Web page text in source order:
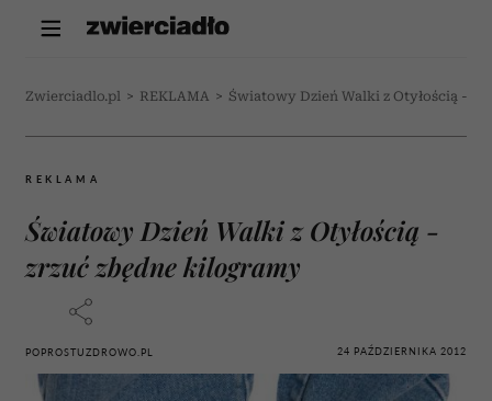
Zwierciadlo.pl > REKLAMA > Światowy Dzień Walki z Otyłością -
REKLAMA
Światowy Dzień Walki z Otyłością -
zrzuć zbędne kilogramy
POPROSTUZDROWO.PL 24 PAŹDZIERNIKA 2012